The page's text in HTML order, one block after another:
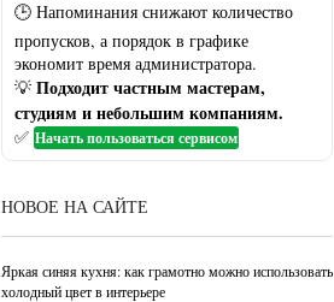
🕒 Напоминания снижают количество
пропусков, а порядок в графике
экономит время администратора.
💡 Подходит частным мастерам,
студиям и небольшим компаниям.
✅ Начать пользоваться сервисом
НОВОЕ НА САЙТЕ
Яркая синяя кухня: как грамотно можно использовать
холодный цвет в интерьере